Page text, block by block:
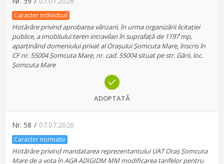
Caracter individual
Hotărâre privind aprobarea vânzarii, în urma organizării licitației
publice, a imobilului teren intravilan în suprafață de 1197 mp,
aparținând domeniului privat al Orașului Șomcuta Mare, înscris în
CF nr. 55004 Șomcuta Mare, nr. cad. 55004 situat pe str. Gării, loc.
Șomcuta Mare
ADOPTATĂ
Nr. 58 / 07.07.2026
Caracter normativ
Hotărâre privind mandatarea reprezentantului UAT Oraș Șomcuta
Mare de a vota în AGA ADIGIDM MM modificarea tarifelor pentru